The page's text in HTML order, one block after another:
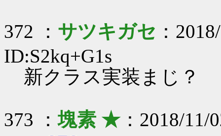
372 ： サツキガセ ：
ID:S2kq+G1s
新クラス実装まじ？
373 ：塊素 ★：2018/11/